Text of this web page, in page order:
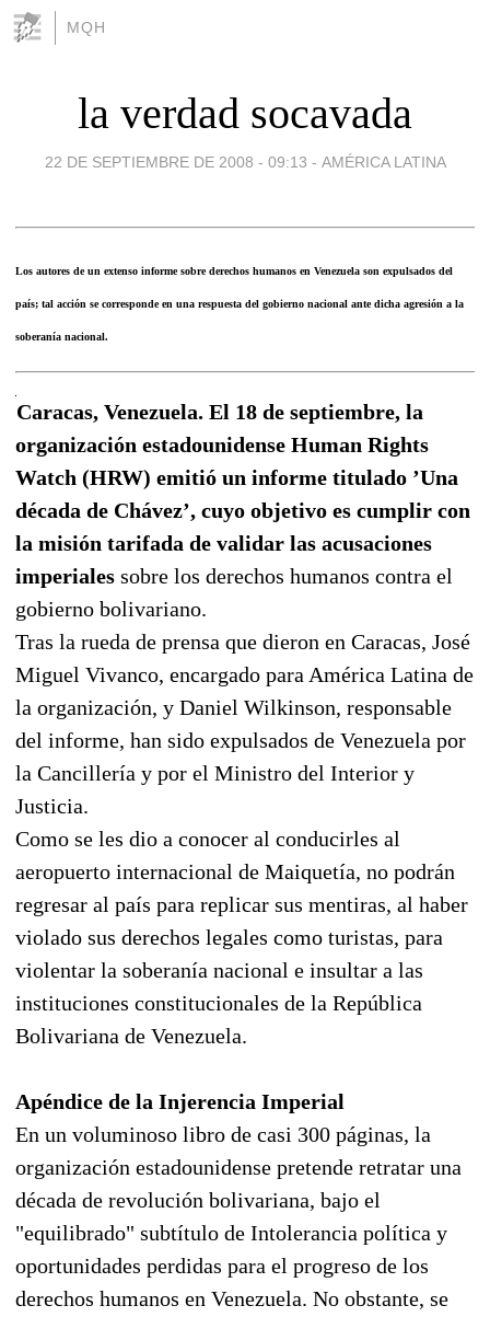
MQH
la verdad socavada
22 DE SEPTIEMBRE DE 2008 - 09:13 - AMÉRICA LATINA
Los autores de un extenso informe sobre derechos humanos en Venezuela son expulsados del
país; tal acción se corresponde en una respuesta del gobierno nacional ante dicha agresión a la
soberanía nacional.
Caracas, Venezuela. El 18 de septiembre, la
organización estadounidense Human Rights
Watch (HRW) emitió un informe titulado ’Una
década de Chávez’, cuyo objetivo es cumplir con
la misión tarifada de validar las acusaciones
imperiales sobre los derechos humanos contra el
gobierno bolivariano.
Tras la rueda de prensa que dieron en Caracas, José
Miguel Vivanco, encargado para América Latina de
la organización, y Daniel Wilkinson, responsable
del informe, han sido expulsados de Venezuela por
la Cancillería y por el Ministro del Interior y
Justicia.
Como se les dio a conocer al conducirles al
aeropuerto internacional de Maiquetía, no podrán
regresar al país para replicar sus mentiras, al haber
violado sus derechos legales como turistas, para
violentar la soberanía nacional e insultar a las
instituciones constitucionales de la República
Bolivariana de Venezuela.
Apéndice de la Injerencia Imperial
En un voluminoso libro de casi 300 páginas, la
organización estadounidense pretende retratar una
década de revolución bolivariana, bajo el
"equilibrado" subtítulo de Intolerancia política y
oportunidades perdidas para el progreso de los
derechos humanos en Venezuela. No obstante, se